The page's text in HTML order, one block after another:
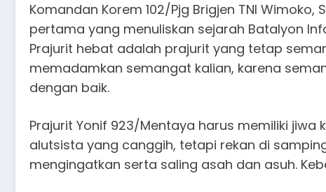
Komandan Korem 102/Pjg Brigjen TNI
pertama yang menuliskan sejarah Batalyon
Prajurit hebat adalah prajurit yang tetap
memadamkan semangat kalian, karena
dengan baik.
Prajurit Yonif 923/Mentaya harus memiliki
alutsista yang canggih, tetapi rekan di
mengingatkan serta saling asah dan asuh.